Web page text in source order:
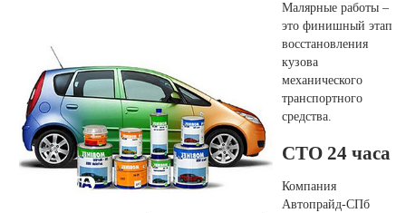
Малярные работы –
это финишный этап
восстановления
кузова
механического
транспортного
средства.
СТО 24 часа
Компания
Автопрайд-СПб